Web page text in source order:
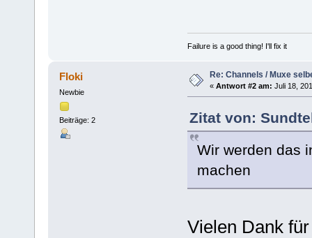
Failure is a good thing! I'll fix it
Floki
Newbie
Beiträge: 2
Re: Channels / Muxe
« Antwort #2 am: Juli 18,
Zitat von:
Wir werden das
machen
Vielen Dank